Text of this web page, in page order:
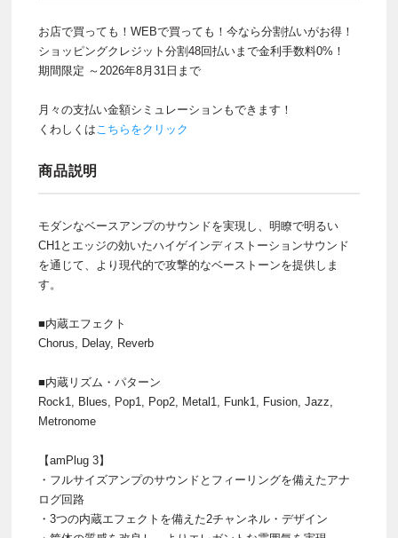
お店で買っても！WEBで買っても！今なら分割払いがお得！
ショッピングクレジット分割48回払いまで金利手数料0%！
期間限定 ～2026年8月31日まで
月々の支払い金額シミュレーションもできます！
くわしくはこちらをクリック
商品説明
モダンなベースアンプのサウンドを実現し、明瞭で明るい
CH1とエッジの効いたハイゲインディストーションサウンド
を通じて、より現代的で攻撃的なベーストーンを提供しま
す。
■内蔵エフェクト
Chorus, Delay, Reverb
■内蔵リズム・パターン
Rock1, Blues, Pop1, Pop2, Metal1, Funk1, Fusion, Jazz,
Metronome
【amPlug 3】
・フルサイズアンプのサウンドとフィーリングを備えたアナ
ログ回路
・3つの内蔵エフェクトを備えた2チャンネル・デザイン